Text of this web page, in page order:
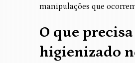
manipulações que
O que
higienizado